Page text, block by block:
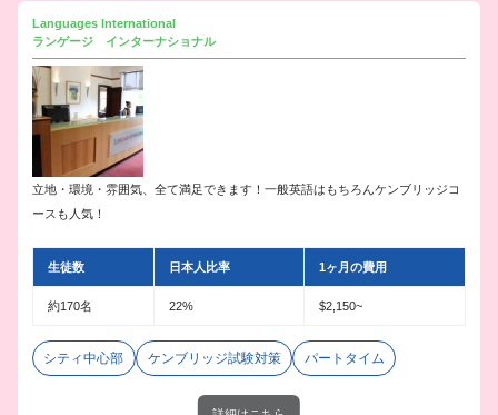
Languages International
ランゲージ インターナショナル
立地・環境・雰囲気、全て満足できます！一般英語はもちろんケンブリッジコ
ースも人気！
生徒数 日本人比率 1ヶ月の費用
約170名 22% $2,150~
シティ中心部 ケンブリッジ試験対策 パートタイム